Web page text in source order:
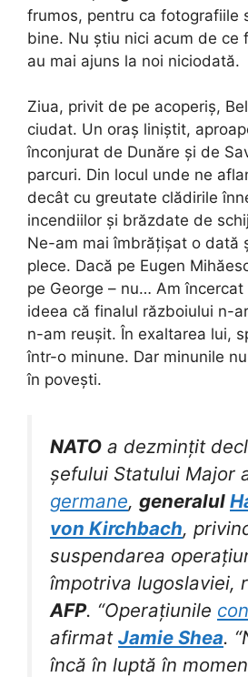
frumos, pentru ca fotografiile
bine. Nu știu nici acum de ce
au mai ajuns la noi niciodată.
Ziua, privit de pe acoperiș,
ciudat. Un oraș liniștit,
înconjurat de Dunăre și de
parcuri. Din locul unde ne
decât cu greutate clădirile
incendiilor și brăzdate de
Ne-am mai îmbrățișat o dată
plece. Dacă pe Eugen
pe George – nu… Am
ideea că finalul războiului n-
n-am reușit. În exaltarea lui,
într-o minune. Dar minunile
în povești.
NATO a dezmințit
șefului Statului Major
germane, generalul
von Kirchbach,
suspendarea
împotriva Iugoslaviei,
AFP. “Operațiunile
afirmat Jamie Shea.
încă în luptă în